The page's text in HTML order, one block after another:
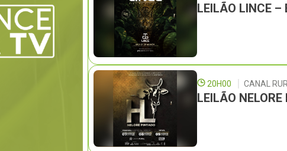
LEILÃO LINCE –
20H00 CANAL
LEILÃO